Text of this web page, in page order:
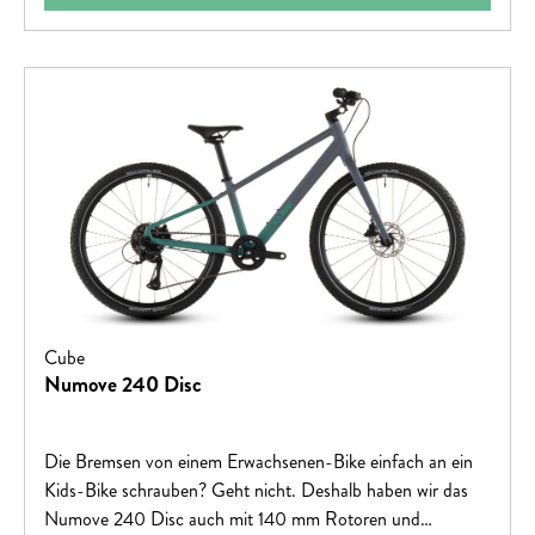
Cube
Numove 240 Disc
Die Bremsen von einem Erwachsenen-Bike einfach an ein
Kids-Bike schrauben? Geht nicht. Deshalb haben wir das
Numove 240 Disc auch mit 140 mm Rotoren und